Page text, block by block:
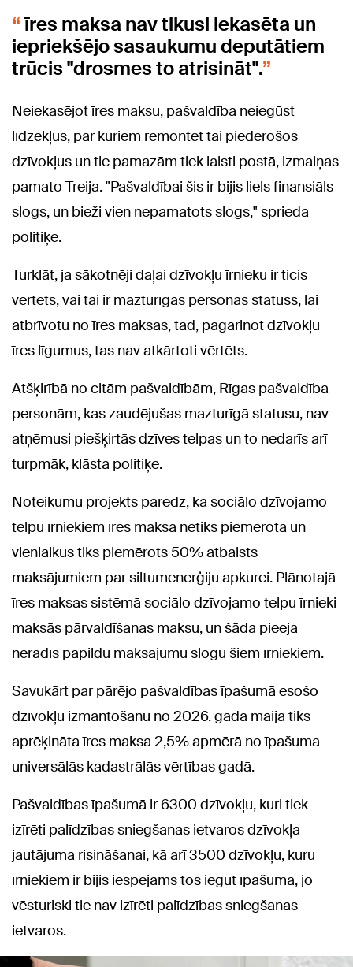
īres maksa nav tikusi iekasēta un
iepriekšējo sasaukumu deputātiem
trūcis "drosmes to atrisināt".
Neiekasējot īres maksu, pašvaldība neiegūst
līdzekļus, par kuriem remontēt tai piederošos
dzīvokļus un tie pamazām tiek laisti postā, izmaiņas
pamato Treija. "Pašvaldībai šis ir bijis liels finansiāls
slogs, un bieži vien nepamatots slogs," sprieda
politiķe.
Turklāt, ja sākotnēji daļai dzīvokļu īrnieku ir ticis
vērtēts, vai tai ir mazturīgas personas statuss, lai
atbrīvotu no īres maksas, tad, pagarinot dzīvokļu
īres līgumus, tas nav atkārtoti vērtēts.
Atšķirībā no citām pašvaldībām, Rīgas pašvaldība
personām, kas zaudējušas mazturīgā statusu, nav
atņēmusi piešķirtās dzīves telpas un to nedarīs arī
turpmāk, klāsta politiķe.
Noteikumu projekts paredz, ka sociālo dzīvojamo
telpu īrniekiem īres maksa netiks piemērota un
vienlaikus tiks piemērots 50% atbalsts
maksājumiem par siltumenerģiju apkurei. Plānotajā
īres maksas sistēmā sociālo dzīvojamo telpu īrnieki
maksās pārvaldīšanas maksu, un šāda pieeja
neradīs papildu maksājumu slogu šiem īrniekiem.
Savukārt par pārējo pašvaldības īpašumā esošo
dzīvokļu izmantošanu no 2026. gada maija tiks
aprēķināta īres maksa 2,5% apmērā no īpašuma
universālās kadastrālās vērtības gadā.
Pašvaldības īpašumā ir 6300 dzīvokļu, kuri tiek
izīrēti palīdzības sniegšanas ietvaros dzīvokļa
jautājuma risināšanai, kā arī 3500 dzīvokļu, kuru
īrniekiem ir bijis iespējams tos iegūt īpašumā, jo
vēsturiski tie nav izīrēti palīdzības sniegšanas
ietvaros.